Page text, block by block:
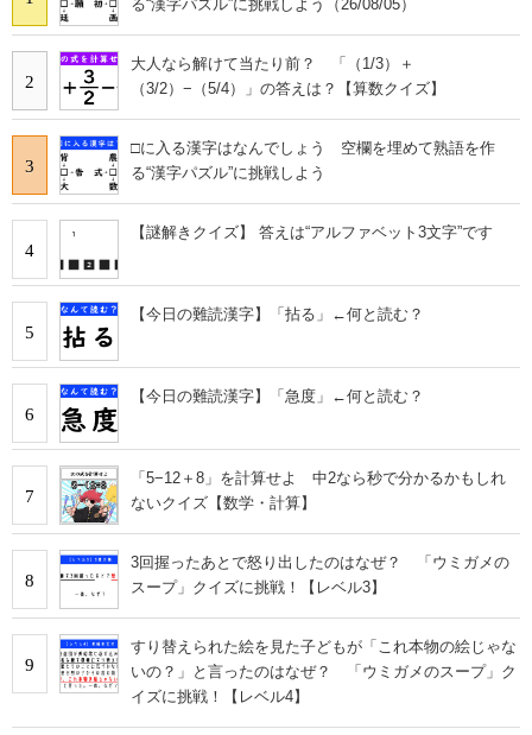
る“漢字パズル”に挑戦しよう（26/08/05）
2
大人なら解けて当たり前？ 「（1/3）＋
（3/2）−（5/4）」の答えは？【算数クイズ】
3
□に入る漢字はなんでしょう 空欄を埋めて熟語を作
る“漢字パズル”に挑戦しよう
4
【謎解きクイズ】 答えは“アルファベット3文字”です
5
【今日の難読漢字】「拈る」←何と読む？
6
【今日の難読漢字】「急度」←何と読む？
7
「5−12＋8」を計算せよ 中2なら秒で分かるかもしれ
ないクイズ【数学・計算】
8
3回握ったあとで怒り出したのはなぜ？ 「ウミガメの
スープ」クイズに挑戦！【レベル3】
9
すり替えられた絵を見た子どもが「これ本物の絵じゃな
いの？」と言ったのはなぜ？ 「ウミガメのスープ」ク
イズに挑戦！【レベル4】